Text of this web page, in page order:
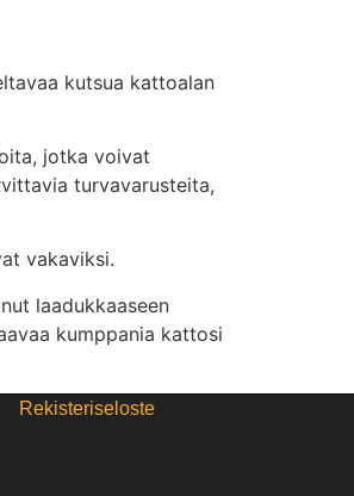
kutsua kattoalan
jotka voivat
turvavarusteita,
vakaviksi.
laadukkaaseen
kumppania kattosi
Rekisteriseloste